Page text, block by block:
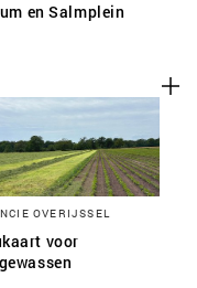
en Salmplein
OVERIJSSEL
voor